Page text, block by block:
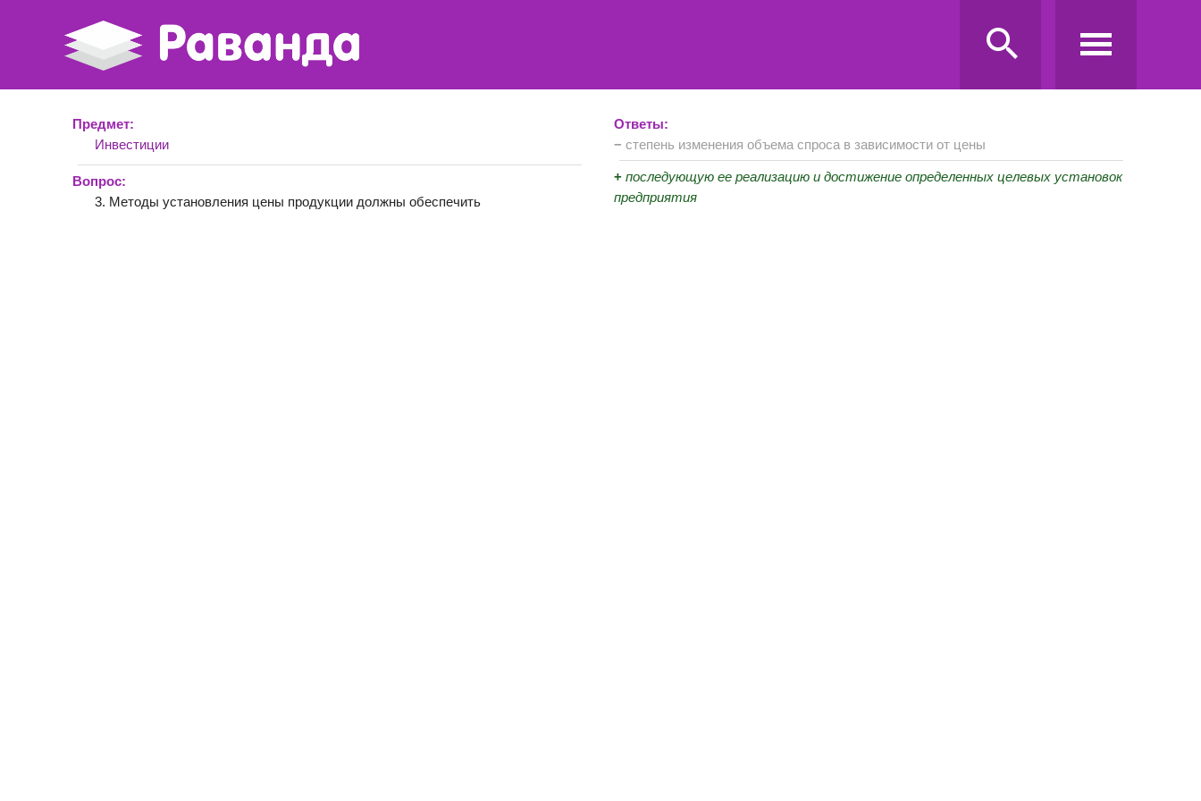
Предмет:
Инвестиции
Вопрос:
3. Методы установления цены продукции должны обеспечить
Ответы:
− степень изменения объема спроса в зависимости от цены
+ последующую ее реализацию и достижение определенных целевых установок
предприятия